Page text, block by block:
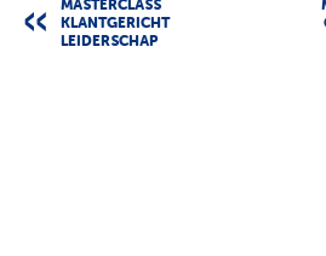
MASTERCLASS
KLANTGERICHT
LEIDERSCHAP